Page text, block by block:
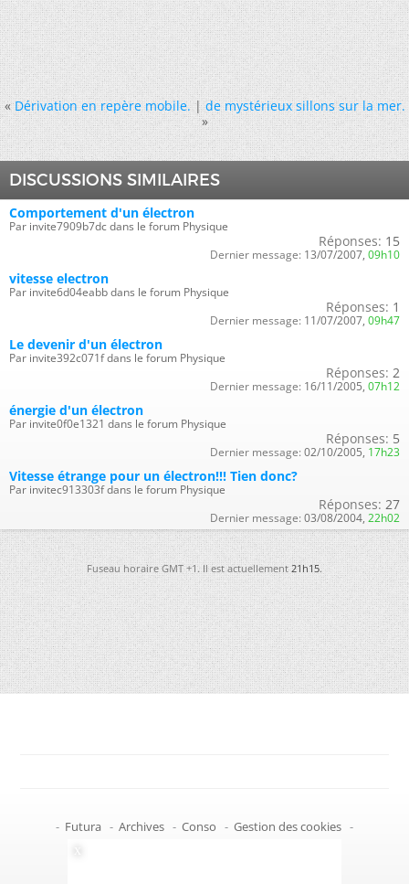
« Dérivation en repère mobile.|de mystérieux sillons sur la mer.
»
DISCUSSIONS SIMILAIRES
Comportement d'un électron
Par invite7909b7dc dans le forum Physique
Réponses: 15
Dernier message: 13/07/2007, 09h10
vitesse electron
Par invite6d04eabb dans le forum Physique
Réponses: 1
Dernier message: 11/07/2007, 09h47
Le devenir d'un électron
Par invite392c071f dans le forum Physique
Réponses: 2
Dernier message: 16/11/2005, 07h12
énergie d'un électron
Par invite0f0e1321 dans le forum Physique
Réponses: 5
Dernier message: 02/10/2005, 17h23
Vitesse étrange pour un électron!!! Tien donc?
Par invitec913303f dans le forum Physique
Réponses: 27
Dernier message: 03/08/2004, 22h02
Fuseau horaire GMT +1. Il est actuellement21h15.
- Futura - Archives - Conso - Gestion des cookies -